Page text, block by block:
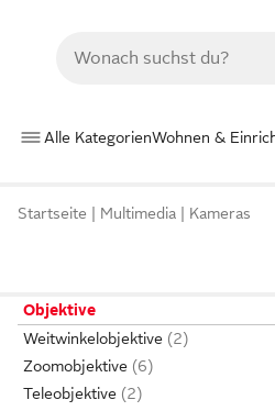
Alle KategorienWohnen &
Startseite Multimedia Kameras
Objektive
Weitwinkelobjektive
Zoomobjektive
Teleobjektive